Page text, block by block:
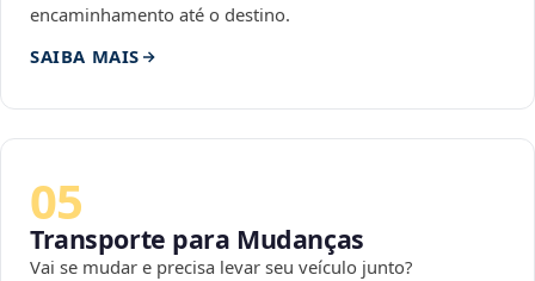
encaminhamento até o destino.
SAIBA MAIS
05
Transporte para Mudanças
Vai se mudar e precisa levar seu veículo junto?